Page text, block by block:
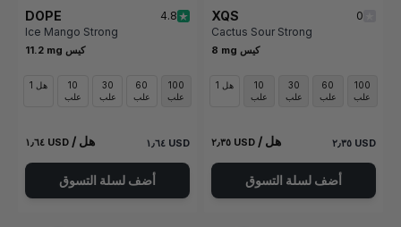
DOPE
4.8
Ice Mango Strong
11.2 mg كيس
1 هل
10
علب
30
علب
60
علب
100
علب
١٫٦٤ USD / هل ١٫٦٤ USD
أضف لسلة التسوق
XQS
0
Cactus Sour Strong
8 mg كيس
1 هل
10
علب
30
علب
60
علب
100
علب
٢٫٣٥ USD / هل ٢٫٣٥ USD
أضف لسلة التسوق